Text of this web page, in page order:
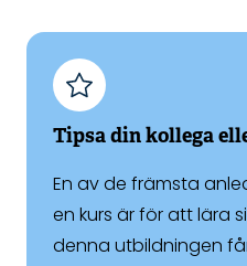
Tipsa din kollega
En av de främsta
en kurs är för att lära
denna utbildningen